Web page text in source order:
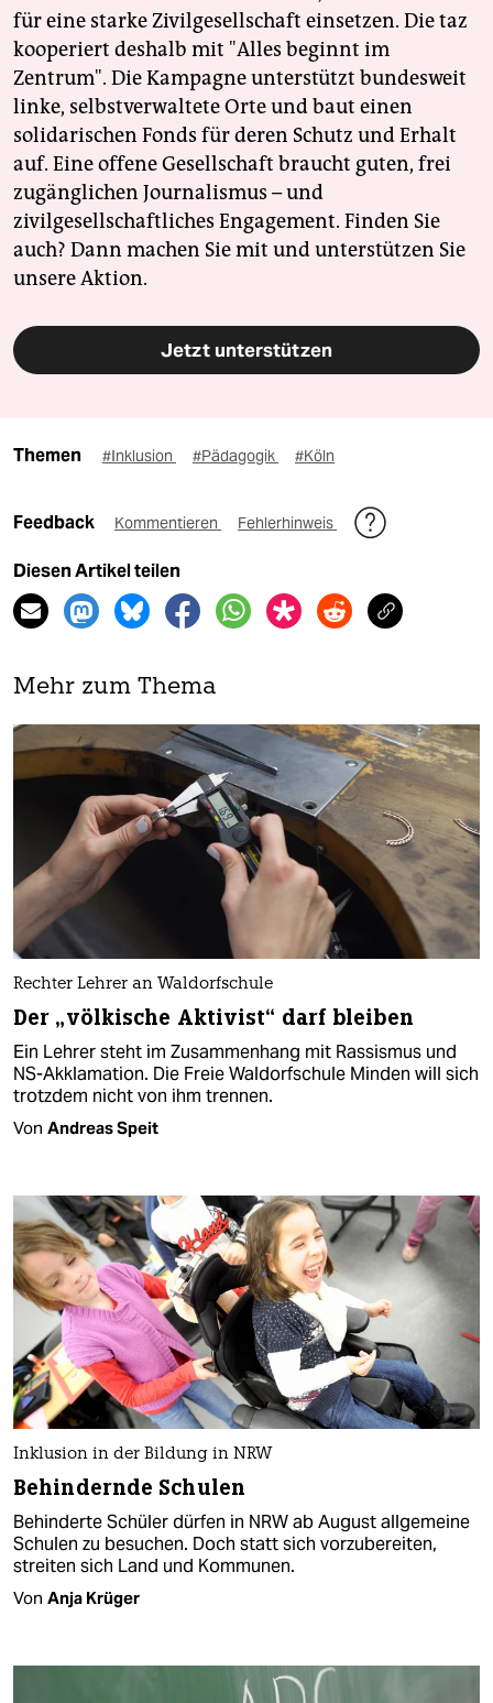
für eine starke Zivilgesellschaft einsetzen. Die taz
kooperiert deshalb mit "Alles beginnt im
Zentrum". Die Kampagne unterstützt bundesweit
linke, selbstverwaltete Orte und baut einen
solidarischen Fonds für deren Schutz und Erhalt
auf. Eine offene Gesellschaft braucht guten, frei
zugänglichen Journalismus – und
zivilgesellschaftliches Engagement. Finden Sie
auch? Dann machen Sie mit und unterstützen Sie
unsere Aktion.
Jetzt unterstützen
Themen #Inklusion #Pädagogik #Köln
Feedback Kommentieren Fehlerhinweis
Diesen Artikel teilen
Mehr zum Thema
Rechter Lehrer an Waldorfschule
Der „völkische Aktivist“ darf bleiben
Ein Lehrer steht im Zusammenhang mit Rassismus und
NS-Akklamation. Die Freie Waldorfschule Minden will sich
trotzdem nicht von ihm trennen.
Von Andreas Speit
Inklusion in der Bildung in NRW
Behindernde Schulen
Behinderte Schüler dürfen in NRW ab August allgemeine
Schulen zu besuchen. Doch statt sich vorzubereiten,
streiten sich Land und Kommunen.
Von Anja Krüger